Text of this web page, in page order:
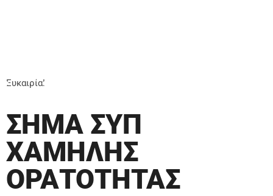
Ευκαιρία!
ΣΗΜΑ ΣΥΠ
ΧΑΜΗΛΗΣ
ΟΡΑΤΟΤΗΤΑΣ